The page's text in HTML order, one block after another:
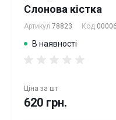
Слонова кістка
Артикул 78823 Код
В наявності
Ціна за шт
620 грн.